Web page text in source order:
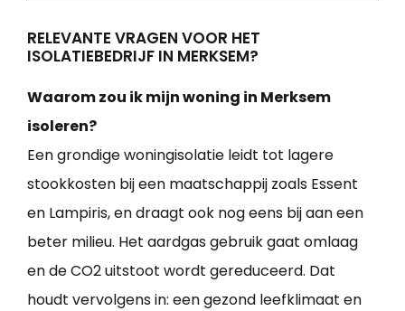
RELEVANTE VRAGEN VOOR HET
ISOLATIEBEDRIJF IN MERKSEM?
Waarom zou ik mijn woning in Merksem
isoleren?
Een grondige woningisolatie leidt tot lagere
stookkosten bij een maatschappij zoals Essent
en Lampiris, en draagt ook nog eens bij aan een
beter milieu. Het aardgas gebruik gaat omlaag
en de CO2 uitstoot wordt gereduceerd. Dat
houdt vervolgens in: een gezond leefklimaat en